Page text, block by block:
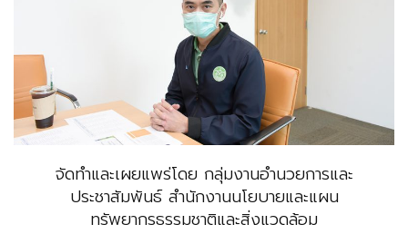
จัดทำและเผยแพร่โดย กลุ่มงานอำนวยการและ
ประชาสัมพันธ์ สำนักงานนโยบายและแผน
ทรัพยากรธรรมชาติและสิ่งแวดล้อม